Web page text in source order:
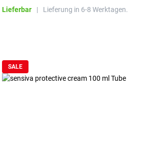
Lieferbar | Lieferung in 6-8 Werktagen.
SALE